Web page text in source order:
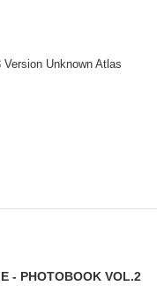
Unknown Atlas
- PHOTOBOOK VOL.2